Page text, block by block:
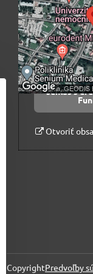
Prajete si
Povoliť
Povoliť a
súhlas s
Otvoriť
CopyrightPredvoľby